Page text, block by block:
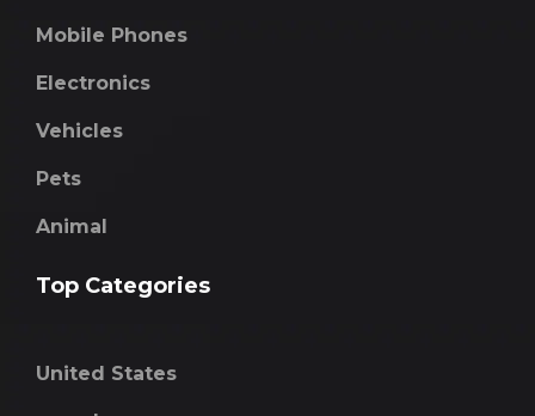
Mobile Phones
Electronics
Vehicles
Pets
Animal
Top Categories
United States